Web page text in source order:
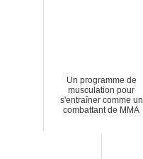
Un programme de
musculation pour
s'entraîner comme un
combattant de MMA